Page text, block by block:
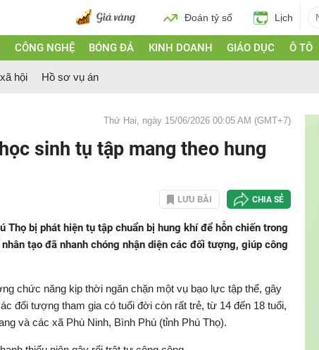
Đoán tỷ số Lịch
CÔNG NGHỆ BÓNG ĐÁ KINH DOANH GIÁO DỤC Ô TÔ
hội Hồ sơ vụ án
Thứ Hai, ngày 15/06/2026 00:05 AM (GMT+7)
sinh tụ tập mang theo hung
LƯU BÀI CHIA SẺ
bị phát hiện tụ tập chuẩn bị hung khí để hỗn chiến trong
tạo đã nhanh chóng nhận diện các đối tượng, giúp công
chức năng kịp thời ngăn chặn một vụ bạo lực tập thể, gây
đối tượng tham gia có tuổi đời còn rất trẻ, từ 14 đến 18 tuổi,
và các xã Phù Ninh, Bình Phú (tỉnh Phú Thọ).